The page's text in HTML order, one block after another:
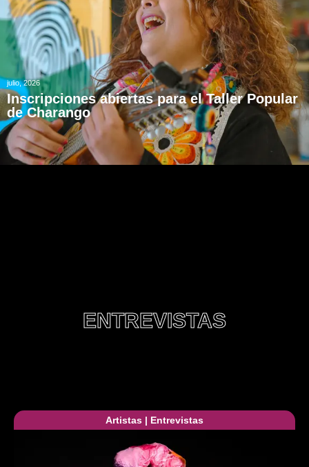
julio, 2026
Inscripciones abiertas para el Taller Popular
de Charango
ENTREVISTAS
Artistas | Entrevistas